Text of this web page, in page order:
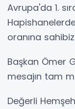
Avrupa'da 1.
oranına
Başkan Ömer
mesajın tam
Değerli